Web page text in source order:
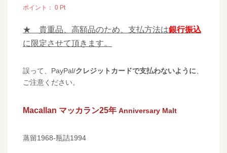
ポイント： 0 Pt
★ 貴重品、高額品のため、支払方法は銀行振込
に限定させて頂きます。
誤って、PayPal/クレジットカードで支払わないように
ご注意ください。
Macallan マッカラン25年 Anniversary Malt
蒸留1968-瓶詰1994